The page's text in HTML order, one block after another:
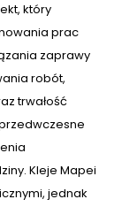
który
prac
zaprawy
robót,
trwałość
Kleje Mapei
jednak